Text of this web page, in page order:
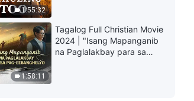
49:40
Pagtakpan ang Isang
Pagkakamali
1:01:18
Tagalog Testimony Videos, Ep.
915: Sa Wakas, Naunawaan Ko
ang Kahulugan ng mga
Pagsubok ng Diyos
1:55:32
1:58:11
Tagalog Full Christian Movie
2024 | "Isang Mapanganib
na Paglalakbay para sa